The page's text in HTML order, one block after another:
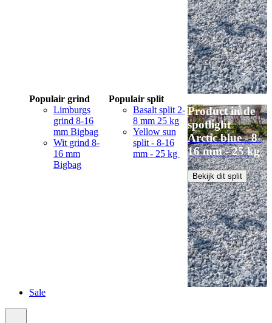
Populair grind
Limburgs
grind 8-16
mm Bigbag
Wit grind 8-
16 mm
Bigbag
Populair split
Basalt split 2-
8 mm 25 kg
Yellow sun
split - 8-16
mm - 25 kg
Product in de
spotlight
Arctic blue - 8-
16 mm - 25 kg
Bekijk dit split
Sale